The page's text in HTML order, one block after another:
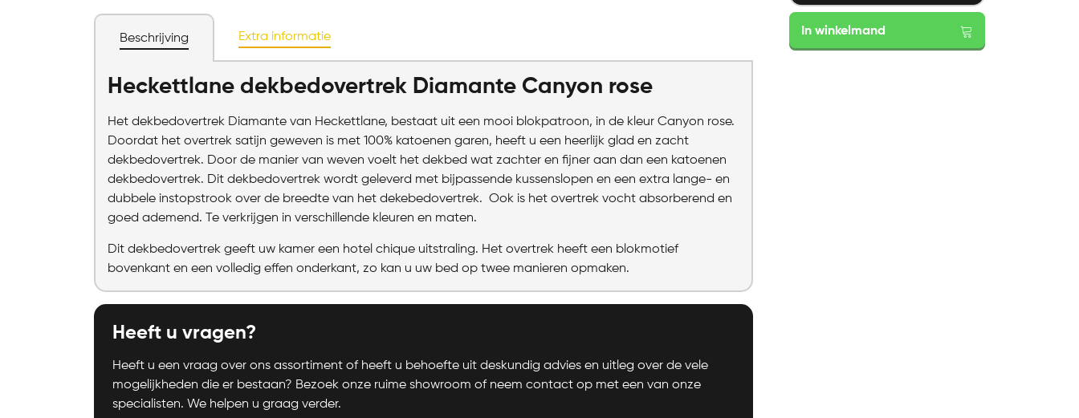
Beschrijving Extra informatie
Heckettlane dekbedovertrek Diamante Canyon rose
Het dekbedovertrek Diamante van Heckettlane, bestaat uit een mooi blokpatroon, in de kleur Canyon rose.
Doordat het overtrek satijn geweven is met 100% katoenen garen, heeft u een heerlijk glad en zacht
dekbedovertrek. Door de manier van weven voelt het dekbed wat zachter en fijner aan dan een katoenen
dekbedovertrek. Dit dekbedovertrek wordt geleverd met bijpassende kussenslopen en een extra lange- en
dubbele instopstrook over de breedte van het dekebedovertrek. Ook is het overtrek vocht absorberend en
goed ademend. Te verkrijgen in verschillende kleuren en maten.
Dit dekbedovertrek geeft uw kamer een hotel chique uitstraling. Het overtrek heeft een blokmotief
bovenkant en een volledig effen onderkant, zo kan u uw bed op twee manieren opmaken.
Heeft u vragen?
Heeft u een vraag over ons assortiment of heeft u behoefte uit deskundig advies en uitleg over de vele
mogelijkheden die er bestaan? Bezoek onze ruime showroom of neem contact op met een van onze
specialisten. We helpen u graag verder.
Heckettlane
dekbedovertrek
Diamante
In winkelmand